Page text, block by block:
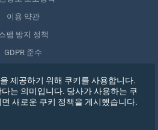
이용 약관
팸 방지 정책
GDPR 준수
동의 철회
제공하기 위해 쿠키를 사용합니다.
는 의미입니다. 당사가 사용하는 쿠
새로운 쿠키 정책을 게시했습니다.